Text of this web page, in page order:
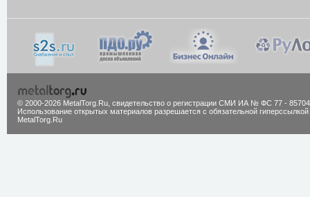
© 2000-2026 MetalTorg.Ru, cвидетельство о регистрации СМИ ИА № ФС 77 - 85704
Использование открытых материалов разрешается с обязательной гиперссылкой
MetalTorg.Ru